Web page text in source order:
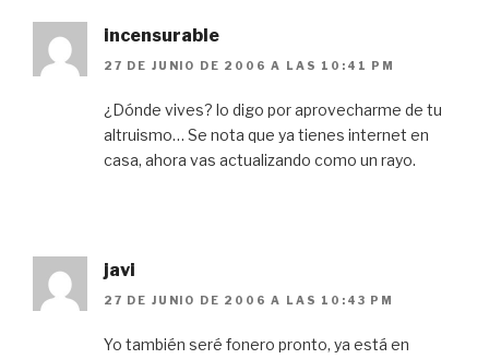
incensurable
27 DE JUNIO DE 2006 A LAS 10:41 PM
¿Dónde vives? lo digo por aprovecharme de tu
altruismo… Se nota que ya tienes internet en
casa, ahora vas actualizando como un rayo.
javi
27 DE JUNIO DE 2006 A LAS 10:43 PM
Yo también seré fonero pronto, ya está en